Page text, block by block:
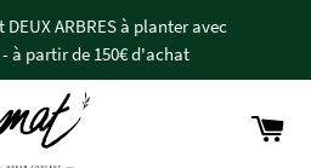
ARBRES à planter avec
à partir de 150€ d'achat